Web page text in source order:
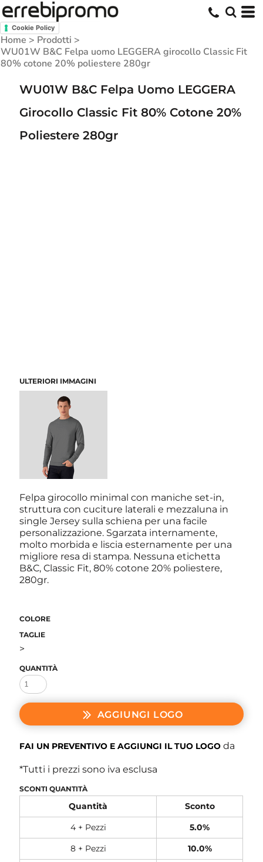
Cookie Policy
Home > Prodotti >
WU01W B&C Felpa uomo LEGGERA girocollo Classic Fit
80% cotone 20% poliestere 280gr
WU01W B&C Felpa Uomo LEGGERA
Girocollo Classic Fit 80% Cotone 20%
Poliestere 280gr
ULTERIORI IMMAGINI
Felpa girocollo minimal con maniche set-in,
struttura con cuciture laterali e mezzaluna in
single Jersey sulla schiena per una facile
personalizzazione. Sgarzata internamente,
molto morbida e liscia esternamente per una
migliore resa di stampa. Nessuna etichetta
B&C, Classic Fit, 80% cotone 20% poliestere,
280gr.
COLORE
TAGLIE
>
QUANTITÀ
AGGIUNGI LOGO
FAI UN PREVENTIVO E AGGIUNGI IL TUO LOGO da
*Tutti i prezzi sono iva esclusa
SCONTI QUANTITÀ
Quantità
Sconto
4 + Pezzi
5.0%
8 + Pezzi
10.0%